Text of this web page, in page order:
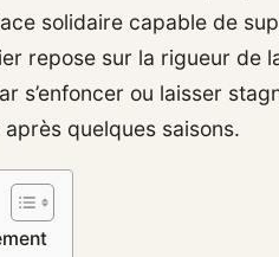
solidaire capable de
repose sur la rigueur de
s’enfoncer ou laisser
quelques saisons.